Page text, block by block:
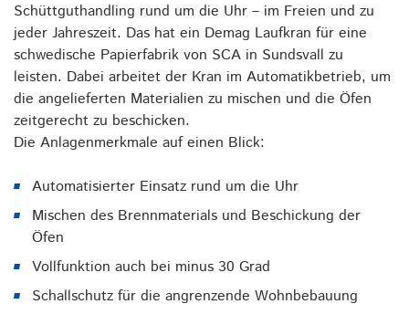
Schüttguthandling rund um die Uhr – im Freien und zu
jeder Jahreszeit. Das hat ein Demag Laufkran für eine
schwedische Papierfabrik von SCA in Sundsvall zu
leisten. Dabei arbeitet der Kran im Automatikbetrieb, um
die angelieferten Materialien zu mischen und die Öfen
zeitgerecht zu beschicken.
Die Anlagenmerkmale auf einen Blick:
Automatisierter Einsatz rund um die Uhr
Mischen des Brennmaterials und Beschickung der
Öfen
Vollfunktion auch bei minus 30 Grad
Schallschutz für die angrenzende Wohnbebauung